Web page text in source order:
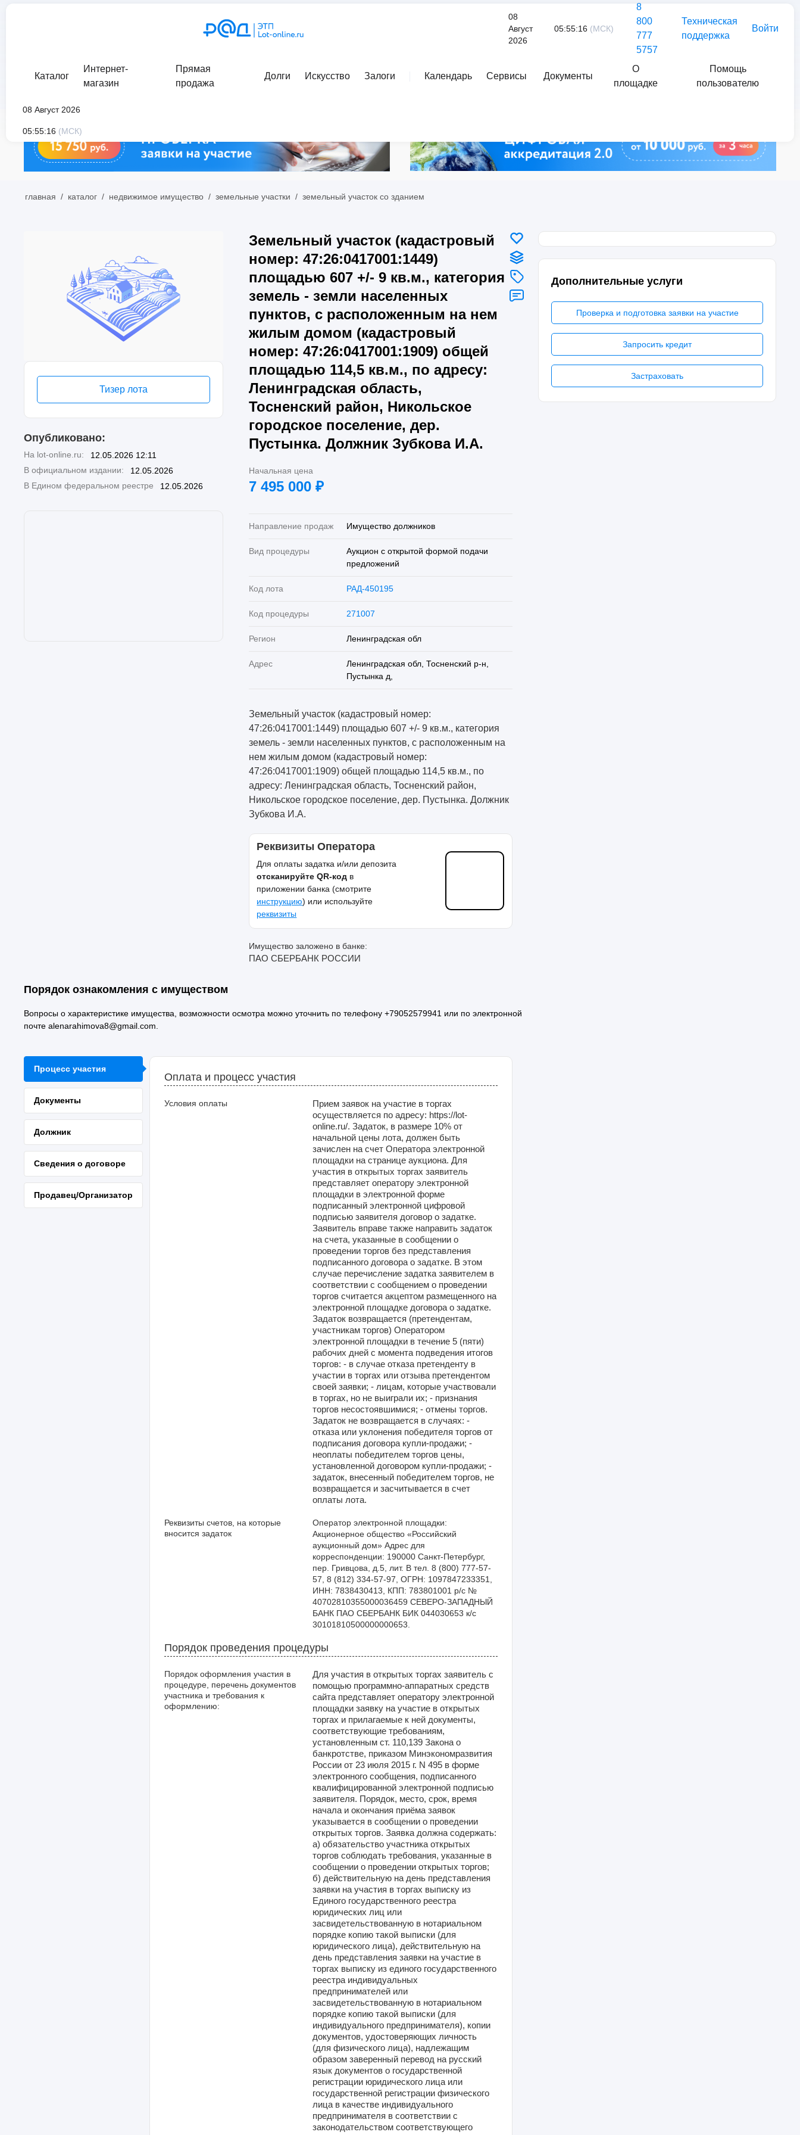
08
Август
2026
05:55:16 (МСК)
8
800
777
5757
Техническая
поддержка
Войти
Каталог
Интернет-
магазин
Прямая
продажа
Долги Искусство Залоги Календарь Сервисы Документы
О
площадке
Помощь
пользователю
08 Август 2026
05:55:16 (МСК)
главная / каталог / недвижимое имущество / земельные участки / земельный участок со зданием
Дополнительные услуги
Проверка и подготовка заявки на участие
Запросить кредит
Застраховать
Тизер лота
Опубликовано:
На lot-online.ru:
12.05.2026 12:11
В официальном издании:
12.05.2026
В Едином федеральном реестре
12.05.2026
Земельный участок (кадастровый
номер: 47:26:0417001:1449)
площадью 607 +/- 9 кв.м., категория
земель - земли населенных
пунктов, с расположенным на нем
жилым домом (кадастровый
номер: 47:26:0417001:1909) общей
площадью 114,5 кв.м., по адресу:
Ленинградская область,
Тосненский район, Никольское
городское поселение, дер.
Пустынка. Должник Зубкова И.А.
Начальная цена
7 495 000 ₽
Направление продаж Имущество должников
Вид процедуры
Аукцион с открытой формой подачи
предложений
Код лота РАД-450195
Код процедуры 271007
Регион Ленинградская обл
Адрес
Ленинградская обл, Тосненский р-н,
Пустынка д,
Земельный участок (кадастровый номер:
47:26:0417001:1449) площадью 607 +/- 9 кв.м., категория
земель - земли населенных пунктов, с расположенным на
нем жилым домом (кадастровый номер:
47:26:0417001:1909) общей площадью 114,5 кв.м., по
адресу: Ленинградская область, Тосненский район,
Никольское городское поселение, дер. Пустынка. Должник
Зубкова И.А.
Реквизиты Оператора
Для оплаты задатка и/или депозита
отсканируйте QR-код в
приложении банка (смотрите
инструкцию) или используйте
реквизиты
Имущество заложено в банке:
ПАО СБЕРБАНК РОССИИ
Порядок ознакомления с имуществом
Вопросы о характеристике имущества, возможности осмотра можно уточнить по телефону +79052579941 или по электронной
почте alenarahimova8@gmail.com.
Процесс участия
Документы
Должник
Сведения о договоре
Продавец/Организатор
Оплата и процесс участия
Условия оплаты
Прием заявок на участие в торгах
осуществляется по адресу: https://lot-
online.ru/. Задаток, в размере 10% от
начальной цены лота, должен быть
зачислен на счет Оператора электронной
площадки на странице аукциона. Для
участия в открытых торгах заявитель
представляет оператору электронной
площадки в электронной форме
подписанный электронной цифровой
подписью заявителя договор о задатке.
Заявитель вправе также направить задаток
на счета, указанные в сообщении о
проведении торгов без представления
подписанного договора о задатке. В этом
случае перечисление задатка заявителем в
соответствии с сообщением о проведении
торгов считается акцептом размещенного на
электронной площадке договора о задатке.
Задаток возвращается (претендентам,
участникам торгов) Оператором
электронной площадки в течение 5 (пяти)
рабочих дней с момента подведения итогов
торгов: - в случае отказа претенденту в
участии в торгах или отзыва претендентом
своей заявки; - лицам, которые участвовали
в торгах, но не выиграли их; - признания
торгов несостоявшимися; - отмены торгов.
Задаток не возвращается в случаях: -
отказа или уклонения победителя торгов от
подписания договора купли-продажи; -
неоплаты победителем торгов цены,
установленной договором купли-продажи; -
задаток, внесенный победителем торгов, не
возвращается и засчитывается в счет
оплаты лота.
Реквизиты счетов, на которые
вносится задаток
Оператор электронной площадки:
Акционерное общество «Российский
аукционный дом» Адрес для
корреспонденции: 190000 Санкт-Петербург,
пер. Гривцова, д.5, лит. В тел. 8 (800) 777-57-
57, 8 (812) 334-57-97, ОГРН: 1097847233351,
ИНН: 7838430413, КПП: 783801001 р/с №
40702810355000036459 СЕВЕРО-ЗАПАДНЫЙ
БАНК ПАО СБЕРБАНК БИК 044030653 к/с
30101810500000000653.
Порядок проведения процедуры
Порядок оформления участия в
процедуре, перечень документов
участника и требования к
оформлению:
Для участия в открытых торгах заявитель с
помощью программно-аппаратных средств
сайта представляет оператору электронной
площадки заявку на участие в открытых
торгах и прилагаемые к ней документы,
соответствующие требованиям,
установленным ст. 110,139 Закона о
банкротстве, приказом Минэкономразвития
России от 23 июля 2015 г. N 495 в форме
электронного сообщения, подписанного
квалифицированной электронной подписью
заявителя. Порядок, место, срок, время
начала и окончания приёма заявок
указывается в сообщении о проведении
открытых торгов. Заявка должна содержать:
а) обязательство участника открытых
торгов соблюдать требования, указанные в
сообщении о проведении открытых торгов;
б) действительную на день представления
заявки на участия в торгах выписку из
Единого государственного реестра
юридических лиц или
засвидетельствованную в нотариальном
порядке копию такой выписки (для
юридического лица), действительную на
день представления заявки на участие в
торгах выписку из единого государственного
реестра индивидуальных
предпринимателей или
засвидетельствованную в нотариальном
порядке копию такой выписки (для
индивидуального предпринимателя), копии
документов, удостоверяющих личность
(для физического лица), надлежащим
образом заверенный перевод на русский
язык документов о государственной
регистрации юридического лица или
государственной регистрации физического
лица в качестве индивидуального
предпринимателя в соответствии с
законодательством соответствующего